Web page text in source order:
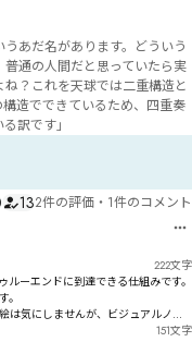
あだ名があります。どういう
通の人間だと思っていたら実
？これを天球では二重構造と
造でできているため、四重奏
訳です」
132件の評価 ・ 1件のコメント
222文字
ーエンドに到達できる仕組みです。
は気にしませんが、ビジュアルノベ
ので、美麗ではなくとも人間が描い
151文字